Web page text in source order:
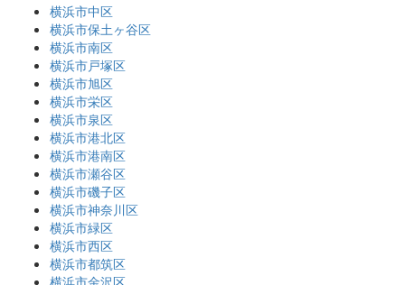
横浜市中区
横浜市保土ヶ谷区
横浜市南区
横浜市戸塚区
横浜市旭区
横浜市栄区
横浜市泉区
横浜市港北区
横浜市港南区
横浜市瀬谷区
横浜市磯子区
横浜市神奈川区
横浜市緑区
横浜市西区
横浜市都筑区
横浜市金沢区